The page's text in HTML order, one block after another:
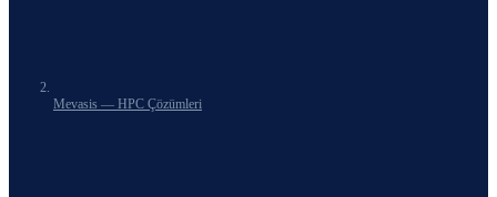
Mevasis — HPC Çözümleri